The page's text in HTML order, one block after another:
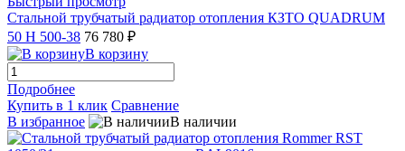
Стальной трубчатый радиатор отопления КЗТО QUADRUM
50 H 500-38 76 780 ₽
В корзину
Подробнее
Купить в 1 клик Сравнение
В избранное
В наличии